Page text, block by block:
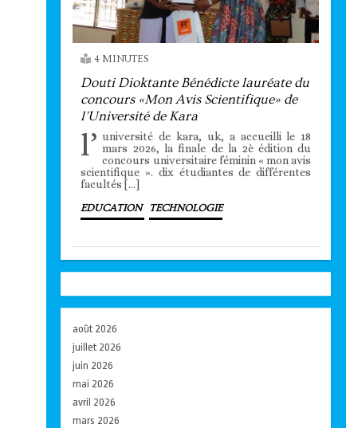
4 MINUTES
Douti Dioktante Bénédicte lauréate du
concours «Mon Avis Scientifique» de
l’Université de Kara
l’ université de kara, uk, a accueilli le 18
mars 2026, la finale de la 2è édition du
concours universitaire féminin « mon avis
scientifique ». dix étudiantes de différentes
facultés […]
EDUCATION TECHNOLOGIE
août 2026
juillet 2026
juin 2026
mai 2026
avril 2026
mars 2026